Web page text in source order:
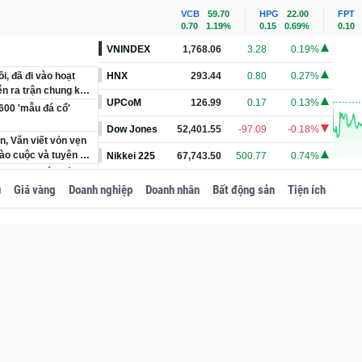
VCB
59.70
0.70
1.19%
HPG
22.00
0.15
0.69%
FPT
0.10
đã đi vào hoạt
ra trận chung kết
'mẫu đá cổ'
Văn viết vỏn vẹn
cuộc và tuyên bố
miền Bắc có
VNINDEX 1,768.06 3.28 0.19%
HNX 293.44 0.80 0.27%
UPCoM 126.99 0.17 0.13%
Dow Jones 52,401.55 -97.09 -0.18%
Nikkei 225 67,743.50 500.77 0.74%
Giá vàng Doanh nghiệp Doanh nhân Bất động sản Tiện ích